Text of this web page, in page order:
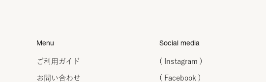
Menu
ご利用ガイド
お問い合わせ
Social media
( Instagram )
( Facebook )